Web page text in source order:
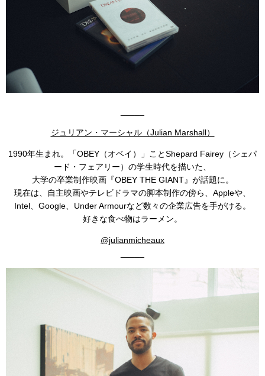
ジュリアン・マーシャル（Julian Marshall）
1990年生まれ。「OBEY（オベイ）」ことShepard Fairey（シェパ
ード・フェアリー）の学生時代を描いた、
大学の卒業制作映画『OBEY THE GIANT』が話題に。
現在は、自主映画やテレビドラマの脚本制作の傍ら、Appleや、
Intel、Google、Under Armourなど数々の企業広告を手がける。
好きな食べ物はラーメン。
@julianmicheaux